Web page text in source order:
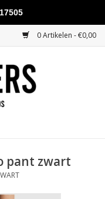
0 Artikelen - €0,00
pant zwart